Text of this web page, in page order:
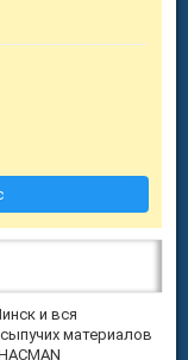
и вся
материалов